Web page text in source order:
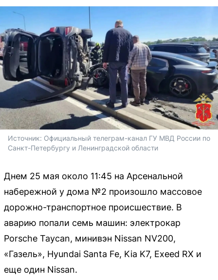
Источник: Официальный телеграм-канал ГУ МВД России по
Санкт-Петербургу и Ленинградской области
Днем 25 мая около 11:45 на Арсенальной
набережной у дома №2 произошло массовое
дорожно-транспортное происшествие. В
аварию попали семь машин: электрокар
Porsche Taycan, минивэн Nissan NV200,
«Газель», Hyundai Santa Fe, Kia K7, Exeed RX и
еще один Nissan.